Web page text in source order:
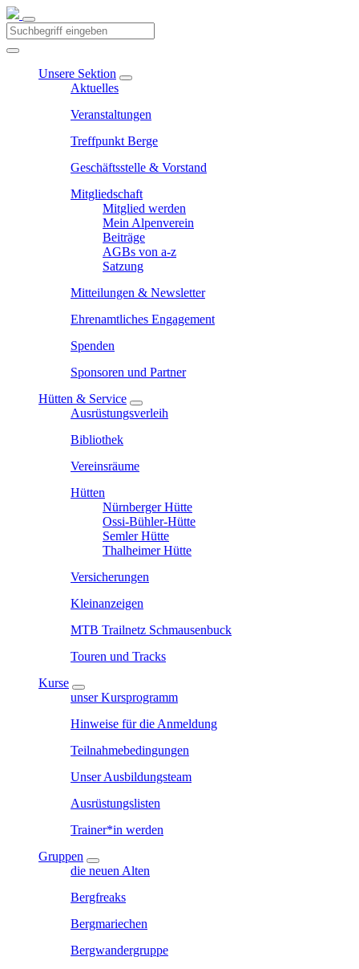
Unsere Sektion
Aktuelles
Veranstaltungen
Treffpunkt Berge
Geschäftsstelle & Vorstand
Mitgliedschaft
Mitglied werden
Mein Alpenverein
Beiträge
AGBs von a-z
Satzung
Mitteilungen & Newsletter
Ehrenamtliches Engagement
Spenden
Sponsoren und Partner
Hütten & Service
Ausrüstungsverleih
Bibliothek
Vereinsräume
Hütten
Nürnberger Hütte
Ossi-Bühler-Hütte
Semler Hütte
Thalheimer Hütte
Versicherungen
Kleinanzeigen
MTB Trailnetz Schmausenbuck
Touren und Tracks
Kurse
unser Kursprogramm
Hinweise für die Anmeldung
Teilnahmebedingungen
Unser Ausbildungsteam
Ausrüstungslisten
Trainer*in werden
Gruppen
die neuen Alten
Bergfreaks
Bergmariechen
Bergwandergruppe